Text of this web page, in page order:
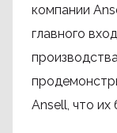
компании
главного
Ansell, что